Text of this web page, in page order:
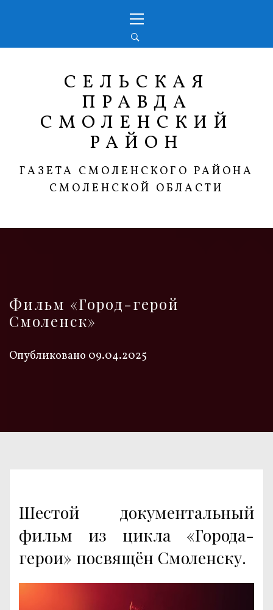
меню
СЕЛЬСКАЯ
ПРАВДА
СМОЛЕНСКИЙ
РАЙОН
ГАЗЕТА СМОЛЕНСКОГО РАЙОНА
СМОЛЕНСКОЙ ОБЛАСТИ
Фильм «Город-герой
Смоленск»
Опубликовано 09.04.2025
Шестой документальный
фильм из цикла «Города-
герои» посвящён Смоленску.